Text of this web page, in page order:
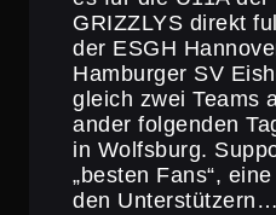
GRIZZLYS direkt
der ESGH
Hamburger SV
gleich zwei Teams
ander folgenden
in Wolfsburg.
„besten Fans“,
den Unter­stüt­zern…